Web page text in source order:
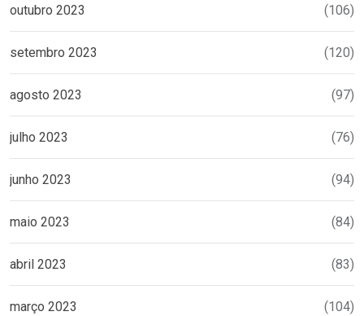
outubro 2023 (106)
setembro 2023 (120)
agosto 2023 (97)
julho 2023 (76)
junho 2023 (94)
maio 2023 (84)
abril 2023 (83)
março 2023 (104)